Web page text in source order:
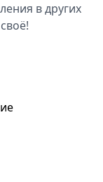
в других